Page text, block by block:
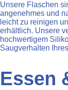
Unsere Flaschen
angenehmes und
leicht zu reinigen
erhältlich. Unsere
hochwertigem
Saugverhalten
Essen